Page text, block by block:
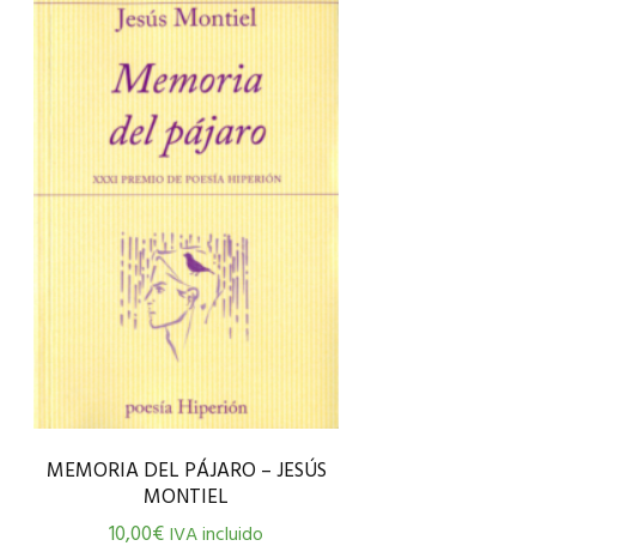
MEMORIA DEL PÁJARO – JESÚS
MONTIEL
10,00€IVA incluido